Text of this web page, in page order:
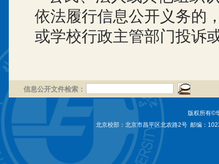
依法履行信息公开义务的
或学校行政主管部门投诉
信息公开文件检索：
版权所有©
北京校部：北京市昌平区北农路2号 邮编：